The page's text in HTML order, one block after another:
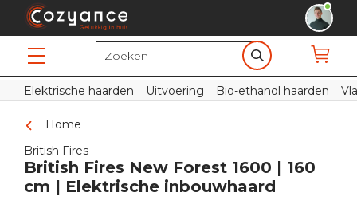
Elektrische haarden Uitvoering Bio-ethanol haarden
Home
British Fires
British Fires New Forest 1600 | 160
cm | Elektrische inbouwhaard